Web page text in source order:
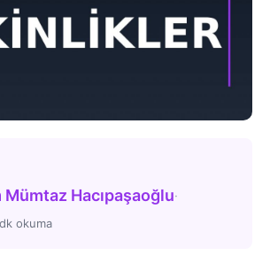
Mümtaz Hacıpaşaoğlu·
okuma